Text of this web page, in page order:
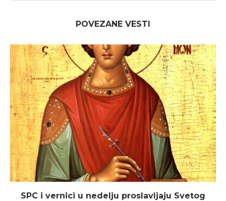
POVEZANE VESTI
SPC i vernici u nedelju proslavljaju Svetog